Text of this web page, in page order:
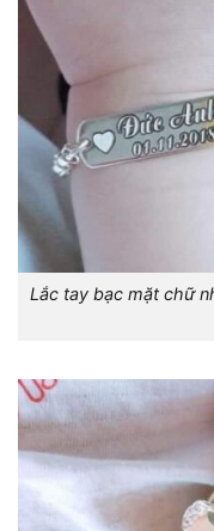
Lắc tay bạc mặt chữ